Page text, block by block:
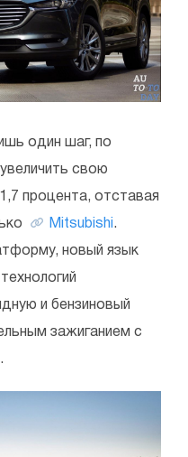
один шаг, по
свою
процента, отставая
Mitsubishi.
новый язык
и бензиновый
зажиганием с